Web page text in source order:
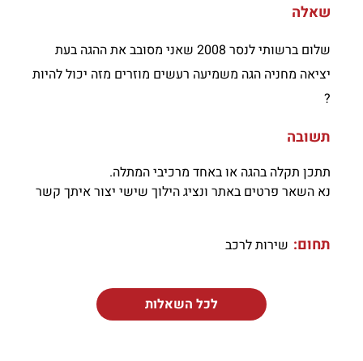
שאלה
שלום ברשותי לנסר 2008 שאני מסובב את ההגה בעת
יציאה מחניה הגה משמיעה רעשים מוזרים מזה יכול להיות
?
תשובה
תתכן תקלה בהגה או באחד מרכיבי המתלה.
נא השאר פרטים באתר ונציג הילוך שישי יצור איתך קשר
תחום: שירות לרכב
לכל השאלות